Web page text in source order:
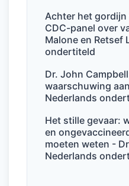
Achter het
CDC-panel over
Malone en Retsef
ondertiteld
Dr. John
waarschuwing
Nederlands
Het stille gevaar:
en
moeten weten -
Nederlands